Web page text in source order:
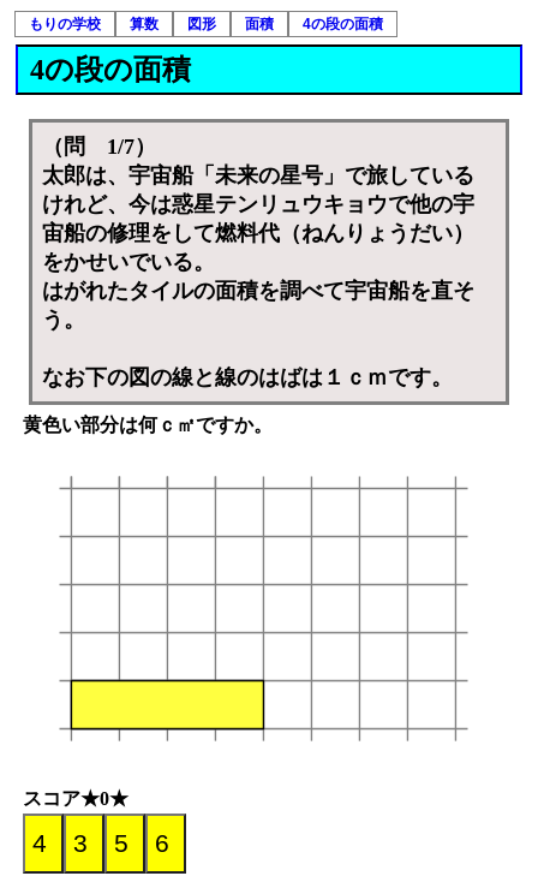
もりの学校 算数 図形 面積 4の段の面積
4の段の面積
（問 1/7）
太郎は、宇宙船「未来の星号」で旅している
けれど、今は惑星テンリュウキョウで他の宇
宙船の修理をして燃料代（ねんりょうだい）
をかせいでいる。
はがれたタイルの面積を調べて宇宙船を直そ
う。
なお下の図の線と線のはばは１ｃｍです。
黄色い部分は何ｃ㎡ですか。
スコア★0★